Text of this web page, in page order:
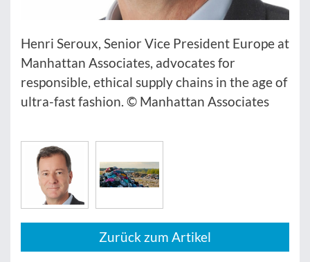
Henri Seroux, Senior Vice President Europe at
Manhattan Associates, advocates for
responsible, ethical supply chains in the age of
ultra-fast fashion. © Manhattan Associates
Zurück zum Artikel